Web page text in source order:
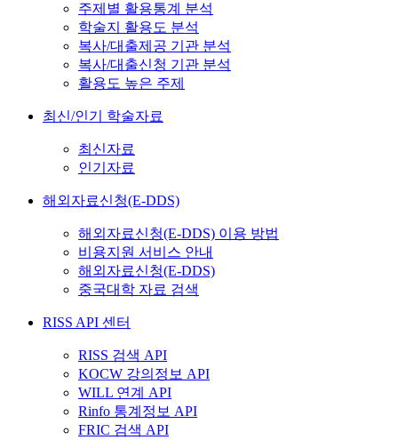
주제별 활용통계 분석
학술지 활용도 분석
복사/대출제공 기관 분석
복사/대출신청 기관 분석
활용도 높은 주제
최신/인기 학술자료
최신자료
인기자료
해외자료신청(E-DDS)
해외자료신청(E-DDS) 이용 방법
비용지원 서비스 안내
해외자료신청(E-DDS)
중국대학 자료 검색
RISS API 센터
RISS 검색 API
KOCW 강의정보 API
WILL 연계 API
Rinfo 통계정보 API
FRIC 검색 API